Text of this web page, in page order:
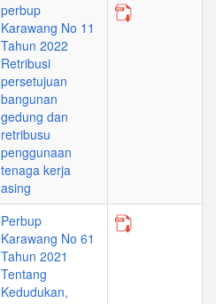
perbup
Karawang No 11
Tahun 2022
Retribusi
persetujuan
bangunan
gedung dan
retribusu
penggunaan
tenaga kerja
asing
Perbup
Karawang No 61
Tahun 2021
Tentang
Kedudukan,